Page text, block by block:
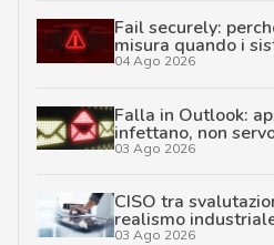
Fail securely:
misura quando i
04 Ago 2026
Falla in Outlook:
infettano, non
03 Ago 2026
CISO tra
realismo
03 Ago 2026